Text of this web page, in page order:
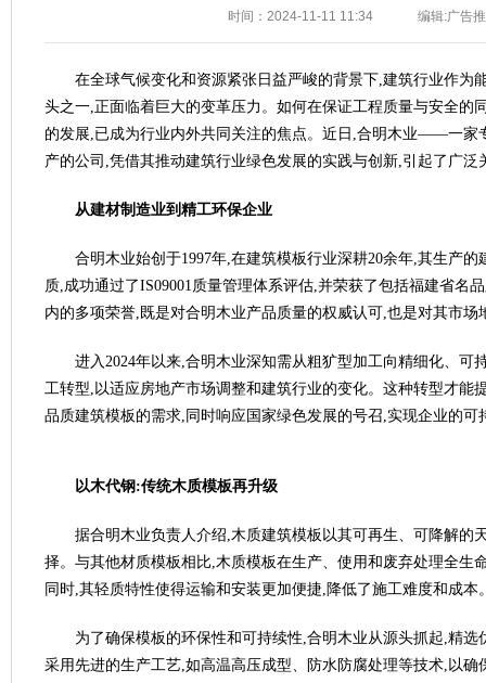
时间：2024-11-11 11:34 编辑:广告
在全球气候变化和资源紧张日益严峻的背景下,建筑行业作为
头之一,正面临着巨大的变革压力。如何在保证工程质量与安全的
的发展,已成为行业内外共同关注的焦点。近日,合明木业——一家
产的公司,凭借其推动建筑行业绿色发展的实践与创新,引起了广泛
从建材制造业到精工环保企业
合明木业始创于1997年,在建筑模板行业深耕20余年,其生产
质,成功通过了IS09001质量管理体系评估,并荣获了包括福建省名
内的多项荣誉,既是对合明木业产品质量的权威认可,也是对其市场
进入2024年以来,合明木业深知需从粗犷型加工向精细化、可
工转型,以适应房地产市场调整和建筑行业的变化。这种转型才能
品质建筑模板的需求,同时响应国家绿色发展的号召,实现企业的可
以木代钢:传统木质模板再升级
据合明木业负责人介绍,木质建筑模板以其可再生、可降解的
择。与其他材质模板相比,木质模板在生产、使用和废弃处理全生
同时,其轻质特性使得运输和安装更加便捷,降低了施工难度和成本
为了确保模板的环保性和可持续性,合明木业从源头抓起,精选
采用先进的生产工艺,如高温高压成型、防水防腐处理等技术,以确